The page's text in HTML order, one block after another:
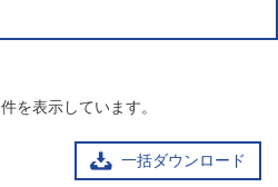
件を表示しています。
一括ダウンロード